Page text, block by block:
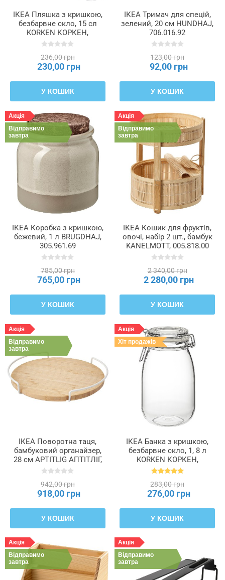
ІКЕА Пляшка з кришкою,
безбарвне скло, 15 сл
KORKEN КОРКЕН,
804.763.34
236,00 грн
230,00 грн
У КОШИК
ІКЕА Тримач для спецій,
зелений, 20 см HUNDHAJ,
706.016.92
123,00 грн
92,00 грн
У КОШИК
Акція
Відправимо
завтра
ІКЕА Коробка з кришкою,
бежевий, 1 л BRUGDHAJ,
305.961.69
785,00 грн
765,00 грн
У КОШИК
Акція
Відправимо
завтра
ІКЕА Кошик для фруктів,
овочі, набір 2 шт., бамбук
KANELMOTT, 005.818.00
2 340,00 грн
2 280,00 грн
У КОШИК
Акція
Відправимо
завтра
ІКЕА Поворотна таця,
бамбуковий органайзер,
28 см APTITLIG АПТІТЛІГ,
605.624.98
942,00 грн
918,00 грн
У КОШИК
Акція
Хіт продажів
ІКЕА Банка з кришкою,
безбарвне скло, 1, 8 л
KORKEN КОРКЕН,
702.135.50
283,00 грн
276,00 грн
У КОШИК
Акція
Відправимо
завтра
Акція
Відправимо
завтра